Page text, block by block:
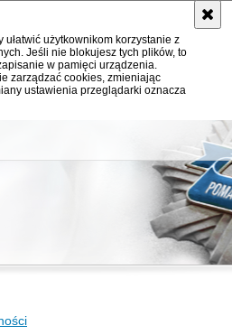
użytkownikom korzystanie z
Jeśli nie blokujesz tych plików, to
w pamięci urządzenia.
zarządzać cookies, zmieniając
ustawienia przeglądarki oznacza